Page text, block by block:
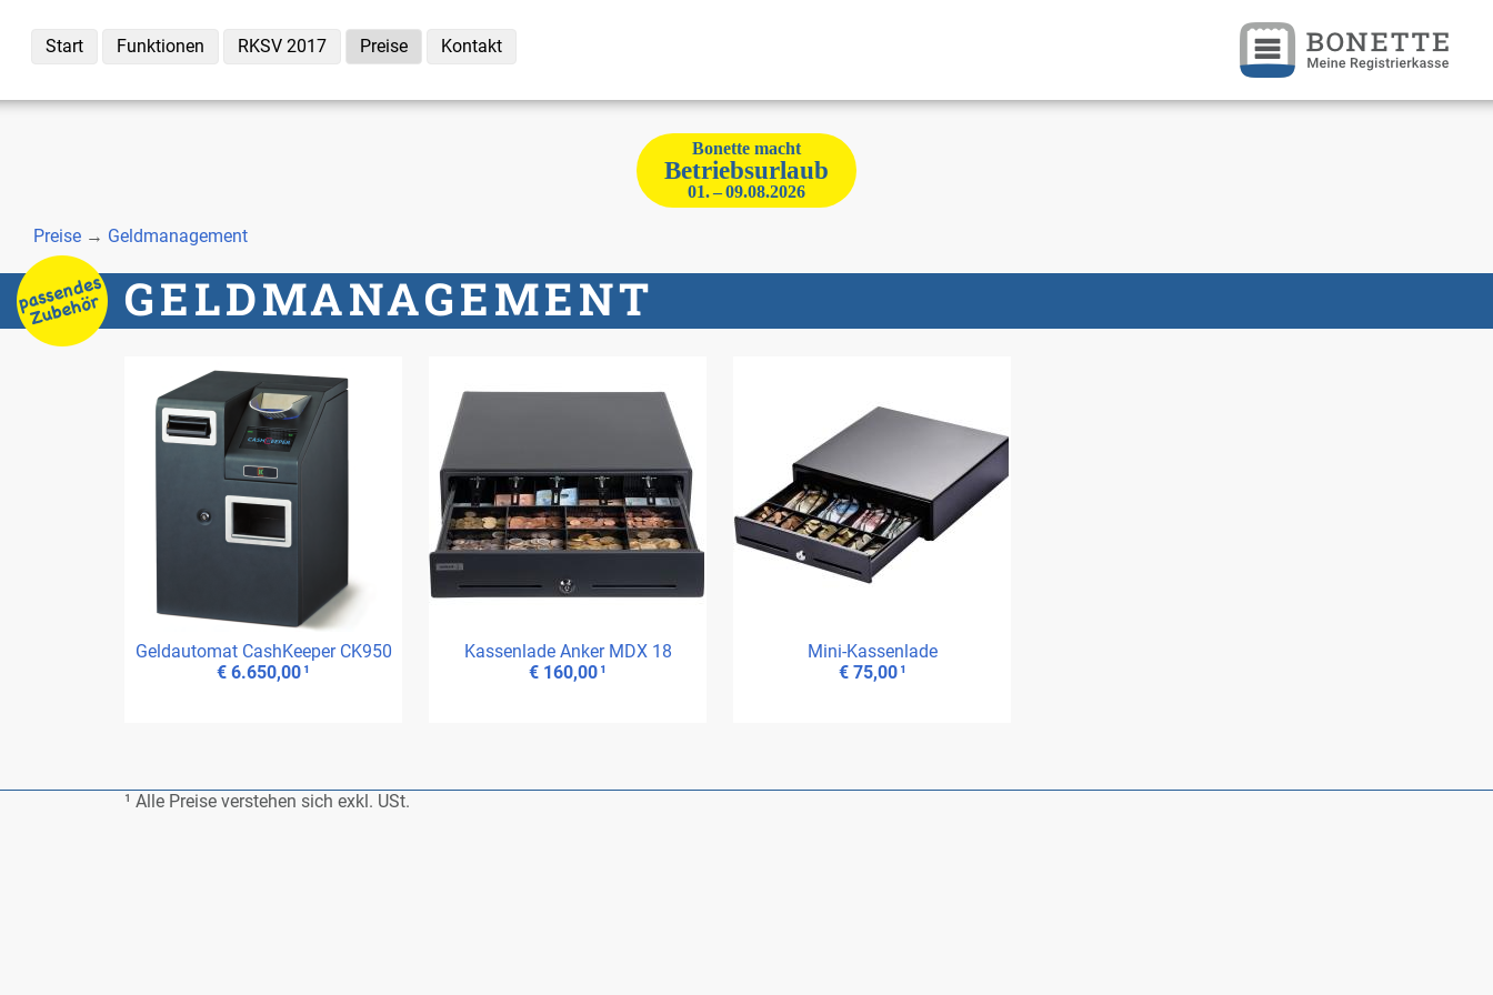
Start Funk­tio­nen RKSV 2017 Prei­se Kon­takt
Bo­net­te macht
Be­triebs­ur­laub
01. – 09.08.2026
Prei­se → Geld­ma­nage­ment
GELD­MA­NAGE­MENT
Geld­au­to­mat Cash­Kee­per CK950
€ 6.650,00¹
Kas­sen­la­de An­ker MDX 18
€ 160,00¹
Mi­ni-Kas­sen­la­de
€ 75,00¹
¹ Al­le Prei­se ver­ste­hen sich exkl. USt.